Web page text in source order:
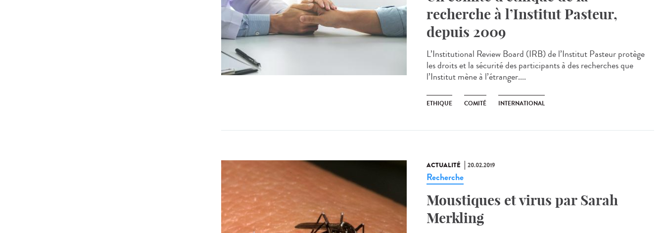
recherche à l’Institut Pasteur,
depuis 2009
L’Institutional Review Board (IRB) de l’Institut Pasteur protège
les droits et la sécurité des participants à des recherches que
l’Institut mène à l’étranger....
ETHIQUE COMITÉ INTERNATIONAL
ACTUALITÉ 20.02.2019
Recherche
Moustiques et virus par Sarah
Merkling